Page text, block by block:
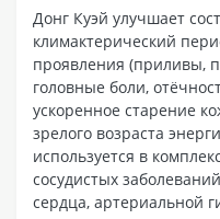
Донг Куэй улучшает
климактерический
проявления (приливы,
головные боли,
ускоренное старение
зрелого возраста
используется в
сосудистых
сердца, артериальной